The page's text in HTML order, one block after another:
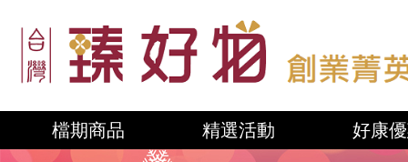
檔期商品 精選活動 好康